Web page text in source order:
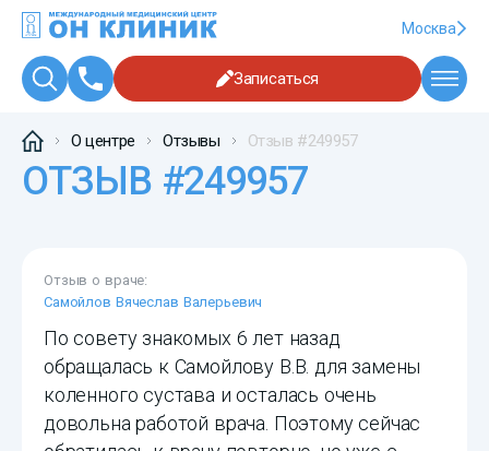
Москва
Записаться
О центре Отзывы Отзыв #249957
ОТЗЫВ #249957
Отзыв о враче:
Самойлов Вячеслав Валерьевич
По совету знакомых 6 лет назад
обращалась к Самойлову В.В. для замены
коленного сустава и осталась очень
довольна работой врача. Поэтому сейчас